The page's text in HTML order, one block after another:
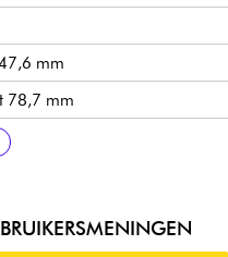
mm
78,7 mm
mm
mm
microfoon J-Style
elektronica voorversterker
(push/pull om voorversterker
potmeters)
Release brug
Gear mechanisme
gigbag